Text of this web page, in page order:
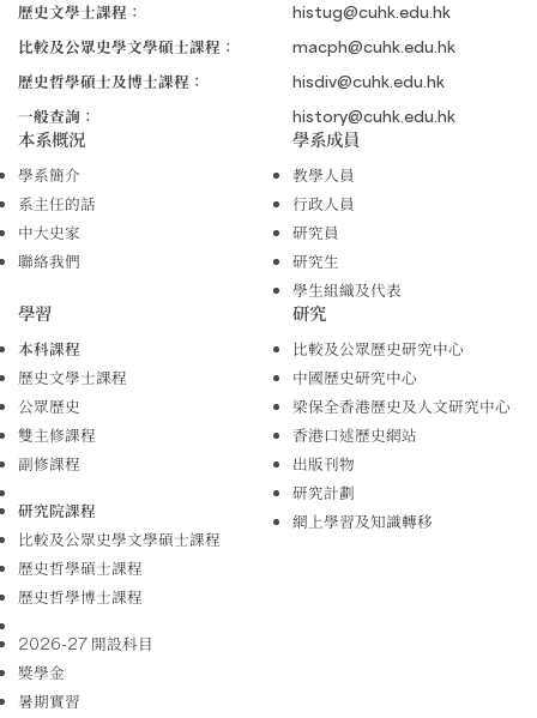
歷史文學士課程：
histug@cuhk.edu.hk
比較及公眾史學文學碩士課程：
macph@cuhk.edu.hk
歷史哲學碩士及博士課程：
hisdiv@cuhk.edu.hk
一般查詢：
history@cuhk.edu.hk
本系概況
學系簡介
系主任的話
中大史家
聯絡我們
學系成員
教學人員
行政人員
研究員
研究生
學生組織及代表
學習
本科課程
歷史文學士課程
公眾歷史
雙主修課程
副修課程
研究院課程
比較及公眾史學文學碩士課程
歷史哲學碩士課程
歷史哲學博士課程
2026-27 開設科目
獎學金
暑期實習
研究
比較及公眾歷史研究中心
中國歷史研究中心
梁保全香港歷史及人文研究中心
香港口述歷史網站
出版刊物
研究計劃
網上學習及知識轉移